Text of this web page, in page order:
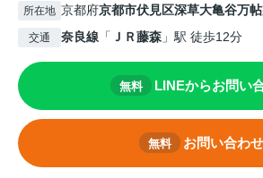
所在地 京都府京都市伏見区深草大亀谷万
交通 奈良線 「 ＪＲ藤森 」駅 徒歩12分
無料 LINEからお問い
無料 お問い合わせ